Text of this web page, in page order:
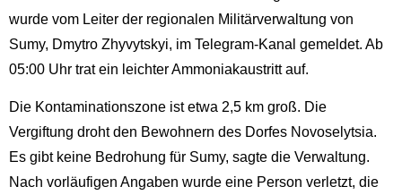
wurde vom Leiter der regionalen Militärverwaltung von
Sumy, Dmytro Zhyvytskyi, im Telegram-Kanal gemeldet. Ab
05:00 Uhr trat ein leichter Ammoniakaustritt auf.
Die Kontaminationszone ist etwa 2,5 km groß. Die
Vergiftung droht den Bewohnern des Dorfes Novoselytsia.
Es gibt keine Bedrohung für Sumy, sagte die Verwaltung.
Nach vorläufigen Angaben wurde eine Person verletzt, die